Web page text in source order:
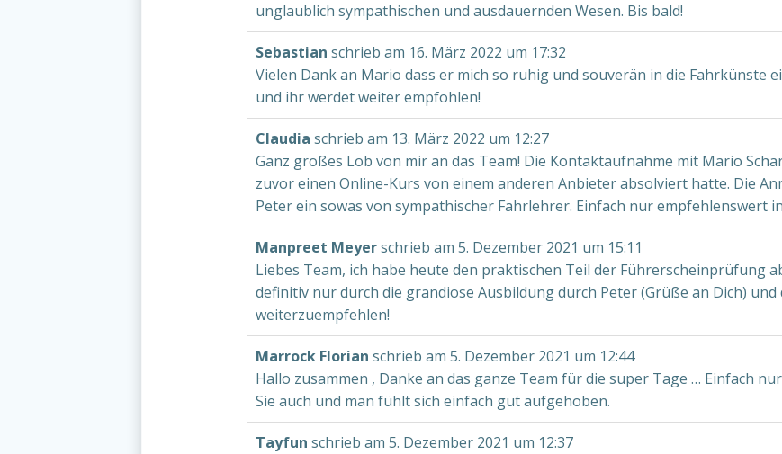
unglaublich sympathischen und ausdauernden Wesen. Bis bald!
Sebastianschrieb am 16. März 2022 um 17:32
Vielen Dank an Mario dass er mich so ruhig und souverän in die Fahrkünste
und ihr werdet weiter empfohlen!
Claudiaschrieb am 13. März 2022 um 12:27
Ganz großes Lob von mir an das Team! Die Kontaktaufnahme mit Mario
zuvor einen Online-Kurs von einem anderen Anbieter absolviert hatte. Die
Peter ein sowas von sympathischer Fahrlehrer. Einfach nur empfehlenswert
Manpreet Meyerschrieb am 5. Dezember 2021 um 15:11
Liebes Team, ich habe heute den praktischen Teil der Führerscheinprüfung
definitiv nur durch die grandiose Ausbildung durch Peter (Grüße an Dich)
weiterzuempfehlen!
Marrock Florianschrieb am 5. Dezember 2021 um 12:44
Hallo zusammen , Danke an das ganze Team für die super Tage … Einfach
Sie auch und man fühlt sich einfach gut aufgehoben.
Tayfunschrieb am 5. Dezember 2021 um 12:37